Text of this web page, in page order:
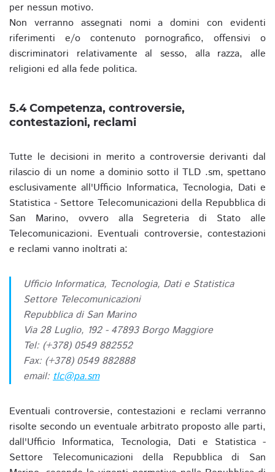
per nessun motivo.
Non verranno assegnati nomi a domini con evidenti
riferimenti e/o contenuto pornografico, offensivi o
discriminatori relativamente al sesso, alla razza, alle
religioni ed alla fede politica.
5.4 Competenza, controversie,
contestazioni, reclami
Tutte le decisioni in merito a controversie derivanti dal
rilascio di un nome a dominio sotto il TLD .sm, spettano
esclusivamente all'Ufficio Informatica, Tecnologia, Dati e
Statistica - Settore Telecomunicazioni della Repubblica di
San Marino, ovvero alla Segreteria di Stato alle
Telecomunicazioni. Eventuali controversie, contestazioni
e reclami vanno inoltrati a:
Ufficio Informatica, Tecnologia, Dati e Statistica
Settore Telecomunicazioni
Repubblica di San Marino
Via 28 Luglio, 192 - 47893 Borgo Maggiore
Tel: (+378) 0549 882552
Fax: (+378) 0549 882888
email: tlc@pa.sm
Eventuali controversie, contestazioni e reclami verranno
risolte secondo un eventuale arbitrato proposto alle parti,
dall'Ufficio Informatica, Tecnologia, Dati e Statistica -
Settore Telecomunicazioni della Repubblica di San